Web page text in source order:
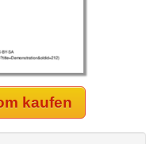
kaufen